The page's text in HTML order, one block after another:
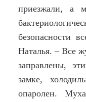
приезжали, а
безопасности
Наталья. – Все
заправлены,
замке,
опаролен.